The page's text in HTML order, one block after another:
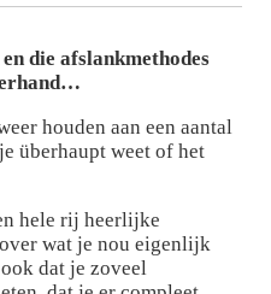
die afslankmethodes
houden aan een aantal
überhaupt weet of het
hele rij heerlijke
wat je nou eigenlijk
dat je zoveel